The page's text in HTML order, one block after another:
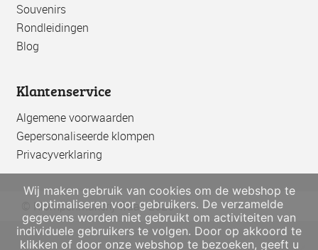
Souvenirs
Rondleidingen
Blog
Klantenservice
Algemene voorwaarden
Gepersonaliseerde klompen
Privacyverklaring
© Klompenmakerij Traas 2026
Wij maken gebruik van cookies om de webshop te
optimaliseren voor gebruikers. De verzamelde
gegevens worden niet gebruikt om activiteiten van
individuele gebruikers te volgen. Door op akkoord te
klikken of door onze webshop te bezoeken, geeft u